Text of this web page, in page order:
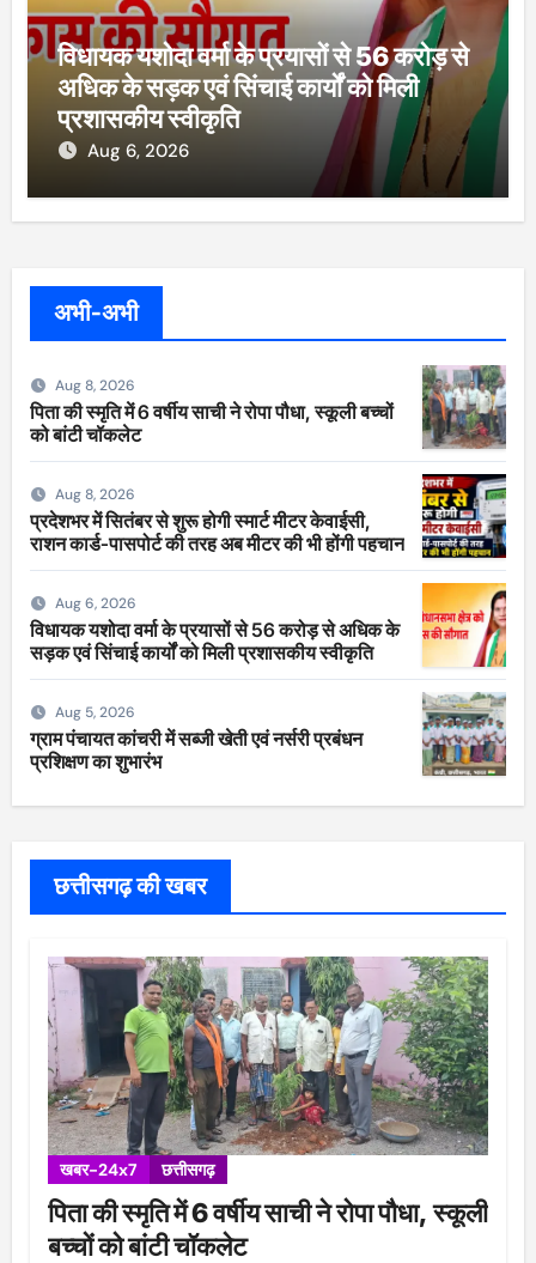
विधायक यशोदा वर्मा के प्रयासों से 56 करोड़ से
अधिक के सड़क एवं सिंचाई कार्यों को मिली
प्रशासकीय स्वीकृति
Aug 6, 2026
अभी-अभी
Aug 8, 2026
पिता की स्मृति में 6 वर्षीय साची ने रोपा पौधा, स्कूली बच्चों
को बांटी चॉकलेट
Aug 8, 2026
प्रदेशभर में सितंबर से शुरू होगी स्मार्ट मीटर केवाईसी,
राशन कार्ड-पासपोर्ट की तरह अब मीटर की भी होंगी पहचान
Aug 6, 2026
विधायक यशोदा वर्मा के प्रयासों से 56 करोड़ से अधिक के
सड़क एवं सिंचाई कार्यों को मिली प्रशासकीय स्वीकृति
Aug 5, 2026
ग्राम पंचायत कांचरी में सब्जी खेती एवं नर्सरी प्रबंधन
प्रशिक्षण का शुभारंभ
छत्तीसगढ़ की खबर
खबर-24x7 छत्तीसगढ़
पिता की स्मृति में 6 वर्षीय साची ने रोपा पौधा, स्कूली
बच्चों को बांटी चॉकलेट